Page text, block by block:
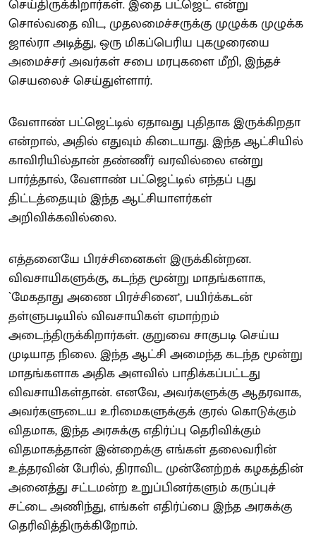
செய்திருக்கிறார்கள். இதை பட்ஜெட் என்று
சொல்வதை விட, முதலமைச்சருக்கு முழுக்க முழுக்க
ஜால்ரா அடித்து, ஒரு மிகப்பெரிய புகழுரையை
அமைச்சர் அவர்கள் சபை மரபுகளை மீறி, இந்தச்
செயலைச் செய்துள்ளார்.
வேளாண் பட்ஜெட்டில் ஏதாவது புதிதாக இருக்கிறதா
என்றால், அதில் எதுவும் கிடையாது. இந்த ஆட்சியில்
காவிரியில்தான் தண்ணீர் வரவில்லை என்று
பார்த்தால், வேளாண் பட்ஜெட்டில் எந்தப் புது
திட்டத்தையும் இந்த ஆட்சியாளர்கள்
அறிவிக்கவில்லை.
எத்தனையே பிரச்சினைகள் இருக்கின்றன.
விவசாயிகளுக்கு, கடந்த மூன்று மாதங்களாக,
`மேகதாது அணை பிரச்சினை’, பயிர்க்கடன்
தள்ளுபடியில் விவசாயிகள் ஏமாற்றம்
அடைந்திருக்கிறார்கள். குறுவை சாகுபடி செய்ய
முடியாத நிலை. இந்த ஆட்சி அமைந்த கடந்த மூன்று
மாதங்களாக அதிக அளவில் பாதிக்கப்பட்டது
விவசாயிகள்தான். எனவே, அவர்களுக்கு ஆதரவாக,
அவர்களுடைய உரிமைகளுக்குக் குரல் கொடுக்கும்
விதமாக, இந்த அரசுக்கு எதிர்ப்பு தெரிவிக்கும்
விதமாகத்தான் இன்றைக்கு எங்கள் தலைவரின்
உத்தரவின் பேரில், திராவிட முன்னேற்றக் கழகத்தின்
அனைத்து சட்டமன்ற உறுப்பினர்களும் கருப்புச்
சட்டை அணிந்து, எங்கள் எதிர்ப்பை இந்த அரசுக்கு
தெரிவித்திருக்கிறோம்.